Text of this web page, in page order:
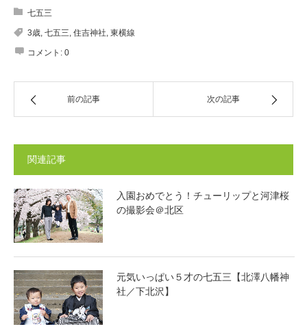
七五三
3歳 七五三 住吉神社 東横線
コメント: 0
前の記事 次の記事
関連記事
入園おめでとう！チューリップと河津桜
の撮影会＠北区
元気いっぱい５才の七五三【北澤八幡神
社／下北沢】